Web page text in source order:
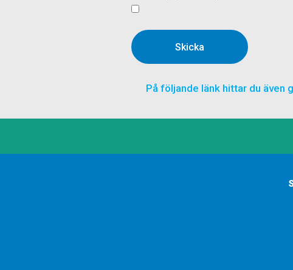
Skicka
På följande länk hittar du även